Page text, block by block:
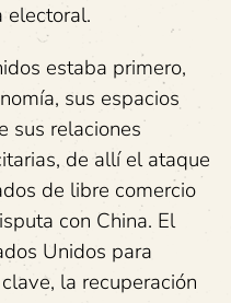
electoral.
estaba primero,
sus espacios
sus relaciones
de allí el ataque
de libre comercio
con China. El
Unidos para
la recuperación